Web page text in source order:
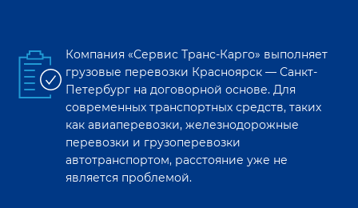
Компания «Сервис Транс-Карго» выполняет
грузовые перевозки Красноярск —Санкт-
Петербург на договорной основе. Для
современных транспортных средств, таких
как авиаперевозки, железнодорожные
перевозки и грузоперевозки
автотранспортом, расстояние уже не
является проблемой.